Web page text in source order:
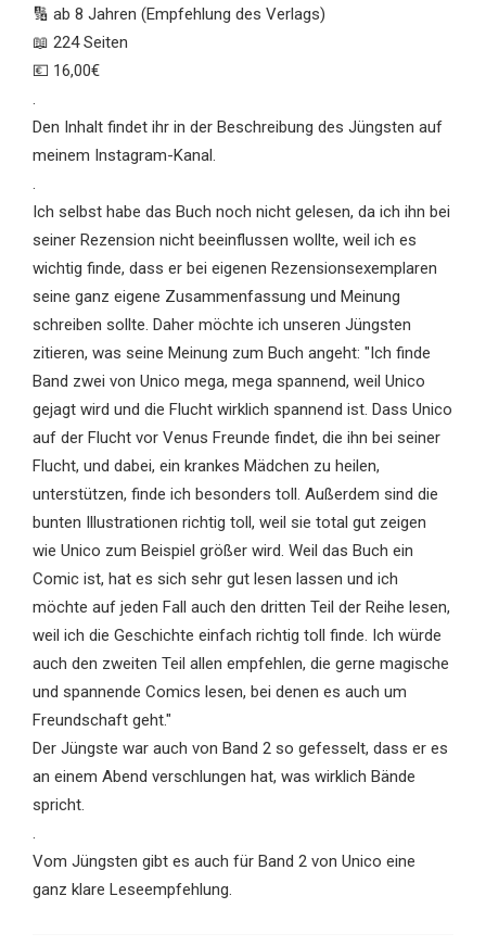
🔢 ab 8 Jahren (Empfehlung des Verlags)
📖 224 Seiten
💶 16,00€
.
Den Inhalt findet ihr in der Beschreibung des Jüngsten auf
meinem Instagram-Kanal.
.
Ich selbst habe das Buch noch nicht gelesen, da ich ihn bei
seiner Rezension nicht beeinflussen wollte, weil ich es
wichtig finde, dass er bei eigenen Rezensionsexemplaren
seine ganz eigene Zusammenfassung und Meinung
schreiben sollte. Daher möchte ich unseren Jüngsten
zitieren, was seine Meinung zum Buch angeht: "Ich finde
Band zwei von Unico mega, mega spannend, weil Unico
gejagt wird und die Flucht wirklich spannend ist. Dass Unico
auf der Flucht vor Venus Freunde findet, die ihn bei seiner
Flucht, und dabei, ein krankes Mädchen zu heilen,
unterstützen, finde ich besonders toll. Außerdem sind die
bunten Illustrationen richtig toll, weil sie total gut zeigen
wie Unico zum Beispiel größer wird. Weil das Buch ein
Comic ist, hat es sich sehr gut lesen lassen und ich
möchte auf jeden Fall auch den dritten Teil der Reihe lesen,
weil ich die Geschichte einfach richtig toll finde. Ich würde
auch den zweiten Teil allen empfehlen, die gerne magische
und spannende Comics lesen, bei denen es auch um
Freundschaft geht."
Der Jüngste war auch von Band 2 so gefesselt, dass er es
an einem Abend verschlungen hat, was wirklich Bände
spricht.
.
Vom Jüngsten gibt es auch für Band 2 von Unico eine
ganz klare Leseempfehlung.